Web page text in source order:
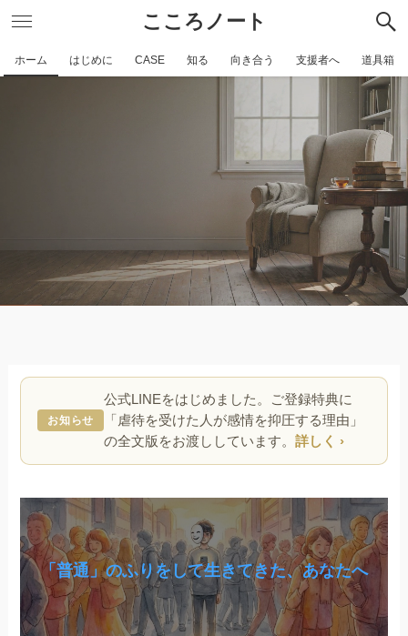
こころノート
ホーム はじめに CASE 知る 向き合う 支援者へ 道具箱
お知らせ
公式LINEをはじめました。ご登録特典に
「虐待を受けた人が感情を抑圧する理由」
の全文版をお渡ししています。詳しく ›
「普通」のふりをして生きてきた、あなたへ